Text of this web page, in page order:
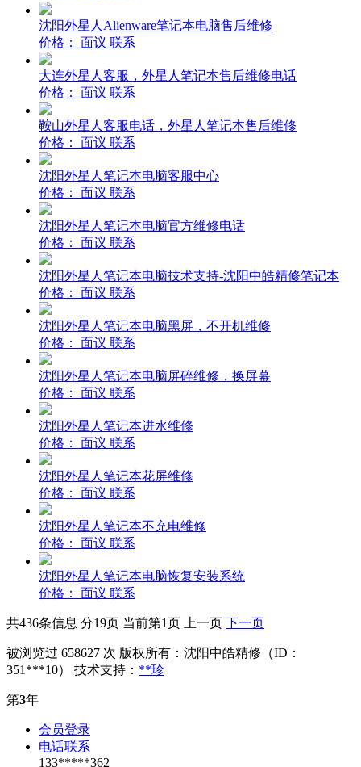
沈阳外星人Alienware笔记本电脑售后维修
价格： 面议 联系
大连外星人客服，外星人笔记本售后维修电话
价格： 面议 联系
鞍山外星人客服电话，外星人笔记本售后维修
价格： 面议 联系
沈阳外星人笔记本电脑客服中心
价格： 面议 联系
沈阳外星人笔记本电脑官方维修电话
价格： 面议 联系
沈阳外星人笔记本电脑技术支持-沈阳中皓精修笔记本
价格： 面议 联系
沈阳外星人笔记本电脑黑屏，不开机维修
价格： 面议 联系
沈阳外星人笔记本电脑屏碎维修，换屏幕
价格： 面议 联系
沈阳外星人笔记本进水维修
价格： 面议 联系
沈阳外星人笔记本花屏维修
价格： 面议 联系
沈阳外星人笔记本不充电维修
价格： 面议 联系
沈阳外星人笔记本电脑恢复安装系统
价格： 面议 联系
共436条信息 分19页 当前第1页 上一页 下一页
被浏览过 658627 次 版权所有：沈阳中皓精修（ID：
351***10） 技术支持： **珍
第3年
会员登录
电话联系
133*****362